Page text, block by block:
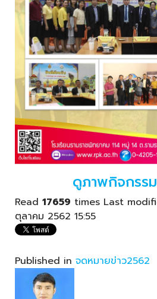
ดูภาพกิจกรร
Read 17659 times Last
ตุลาคม 2562 15:55
Published in จดหมายข่าว2562